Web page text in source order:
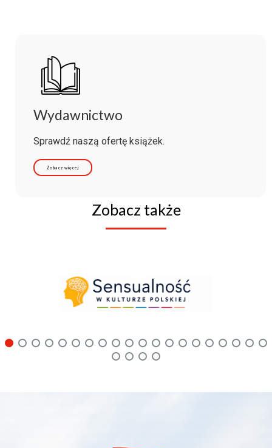
Wydawnictwo
Sprawdź naszą ofertę książek.
Zobacz więcej
Zobacz także